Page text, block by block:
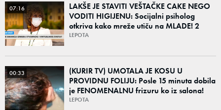
07:16
LAKŠE JE STAVITI VEŠTAČKE CAKE NEGO
VODITI HIGIJENU: Socijalni psiholog
otkriva kako mreže utiču na MLADE! 2
stvari su KLJUČ!
LEPOTA
00:33
(KURIR TV) UMOTALA JE KOSU U
PROVIDNU FOLIJU: Posle 15 minuta dobila
je FENOMENALNU frizuru ko iz salona!
JEFTINO, A RADI!
LEPOTA